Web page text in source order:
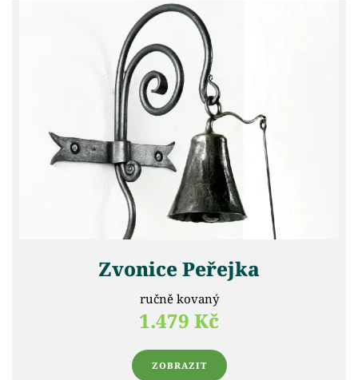
Zvonice Peřejka
ručně kovaný
1.479 Kč
ZOBRAZIT